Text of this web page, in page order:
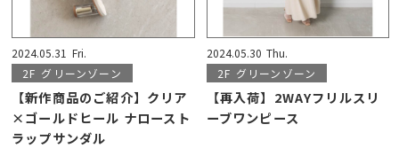
2024.05.31 Fri.
2F グリーンゾーン
【新作商品のご紹介】クリア
×ゴールドヒール ナロースト
ラップサンダル
2024.05.30 Thu.
2F グリーンゾーン
【再入荷】2WAYフリルスリ
ーブワンピース